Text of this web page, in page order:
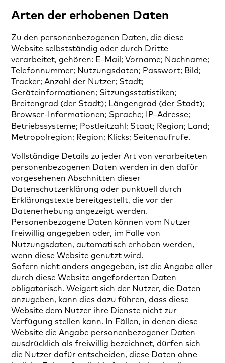
Arten der erhobenen Daten
Zu den personenbezogenen Daten, die diese
Website selbstständig oder durch Dritte
verarbeitet, gehören: E-Mail; Vorname; Nachname;
Telefonnummer; Nutzungsdaten; Passwort; Bild;
Tracker; Anzahl der Nutzer; Stadt;
Geräteinformationen; Sitzungsstatistiken;
Breitengrad (der Stadt); Längengrad (der Stadt);
Browser-Informationen; Sprache; IP-Adresse;
Betriebssysteme; Postleitzahl; Staat; Region; Land;
Metropolregion; Region; Klicks; Seitenaufrufe.
Vollständige Details zu jeder Art von verarbeiteten
personenbezogenen Daten werden in den dafür
vorgesehenen Abschnitten dieser
Datenschutzerklärung oder punktuell durch
Erklärungstexte bereitgestellt, die vor der
Datenerhebung angezeigt werden.
Personenbezogene Daten können vom Nutzer
freiwillig angegeben oder, im Falle von
Nutzungsdaten, automatisch erhoben werden,
wenn diese Website genutzt wird.
Sofern nicht anders angegeben, ist die Angabe aller
durch diese Website angeforderten Daten
obligatorisch. Weigert sich der Nutzer, die Daten
anzugeben, kann dies dazu führen, dass diese
Website dem Nutzer ihre Dienste nicht zur
Verfügung stellen kann. In Fällen, in denen diese
Website die Angabe personenbezogener Daten
ausdrücklich als freiwillig bezeichnet, dürfen sich
die Nutzer dafür entscheiden, diese Daten ohne